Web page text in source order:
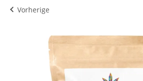
Vorherige